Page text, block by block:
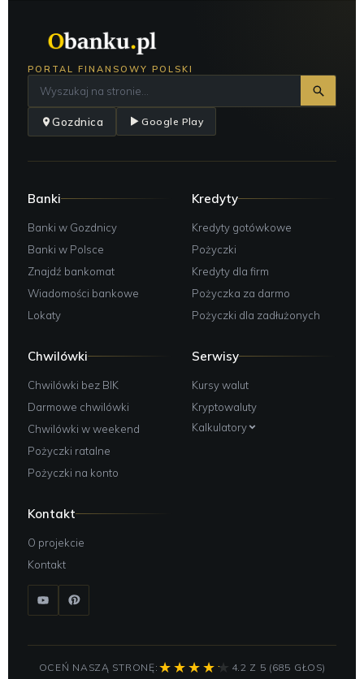
PORTAL FINANSOWY POLSKI
Gozdnica Google Play
Banki
Banki w Gozdnicy
Banki w Polsce
Znajdź bankomat
Wiadomości bankowe
Lokaty
Kredyty
Kredyty gotówkowe
Pożyczki
Kredyty dla firm
Pożyczka za darmo
Pożyczki dla zadłużonych
Chwilówki
Chwilówki bez BIK
Darmowe chwilówki
Chwilówki w weekend
Pożyczki ratalne
Pożyczki na konto
Serwisy
Kursy walut
Kryptowaluty
Kalkulatory
Kontakt
O projekcie
Kontakt
OCEŃ NASZĄ STRONĘ: 4.2 Z 5 (685 GŁOS)